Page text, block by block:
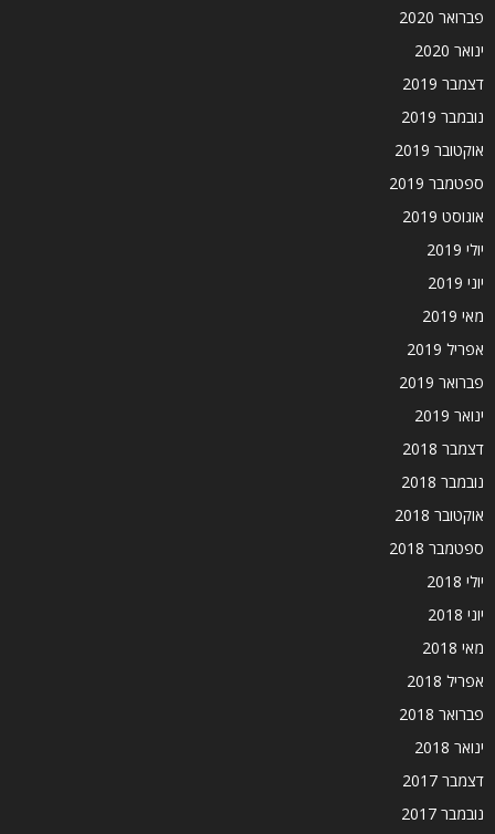
פברואר 2020
ינואר 2020
דצמבר 2019
נובמבר 2019
אוקטובר 2019
ספטמבר 2019
אוגוסט 2019
יולי 2019
יוני 2019
מאי 2019
אפריל 2019
פברואר 2019
ינואר 2019
דצמבר 2018
נובמבר 2018
אוקטובר 2018
ספטמבר 2018
יולי 2018
יוני 2018
מאי 2018
אפריל 2018
פברואר 2018
ינואר 2018
דצמבר 2017
נובמבר 2017